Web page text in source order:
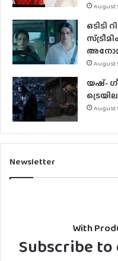
August
ഒടിടി
August
യഷ്-
August
Newsletter
With
Subscribe